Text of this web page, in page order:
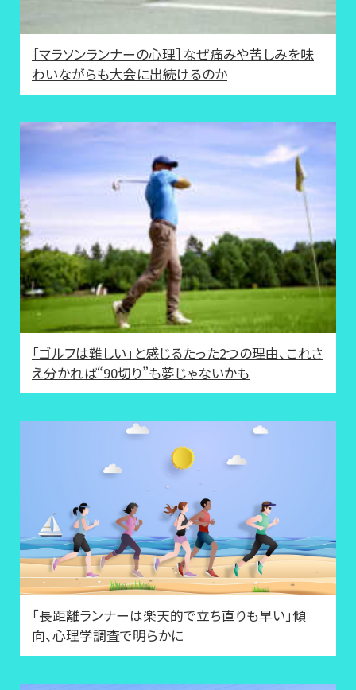
［マラソンランナーの心理］なぜ痛みや苦しみを味
わいながらも大会に出続けるのか
「ゴルフは難しい」と感じるたった2つの理由、これさ
え分かれば“90切り”も夢じゃないかも
「長距離ランナーは楽天的で立ち直りも早い」傾
向、心理学調査で明らかに